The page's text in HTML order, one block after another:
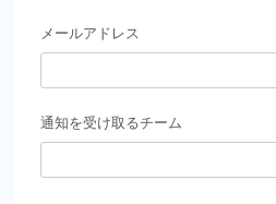
メールアドレス
通知を受け取るチーム